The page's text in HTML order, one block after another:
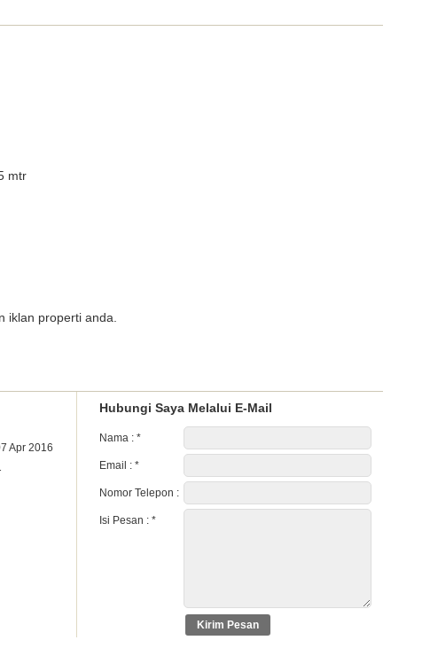
mtr
iklan properti anda.
Apr 2016
Hubungi Saya Melalui E-Mail
Nama : *
Email : *
Nomor Telepon :
Isi Pesan : *